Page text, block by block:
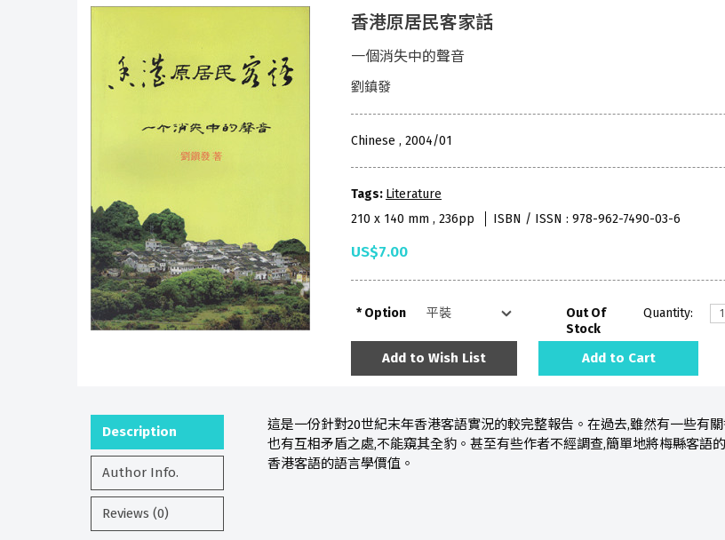
香港原居民客家話
一個消失中的聲音
劉鎮發
Chinese , 2004/01
Tags: Literature
210 x 140 mm , 236pp
ISBN / ISSN : 978-962-7490-03-6
US$7.00
Option
Out Of
Stock
Quantity:
Add to Wish List Add to Cart
Description
Author Info.
Reviews (0)
這是一份針對20世紀末年香港客語實況的較完整報告。在過去,雖然有一些有
也有互相矛盾之處,不能窺其全豹。甚至有些作者不經調查,簡單地將梅縣客語
香港客語的語言學價值。